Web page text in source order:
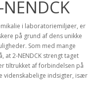
i laboratoriemiljøer, er
på grund af dens unikke
Som med mange
at 2-NENDCK strengt taget
tiltrukket af forbindelsen på
videnskabelige indsigter, især